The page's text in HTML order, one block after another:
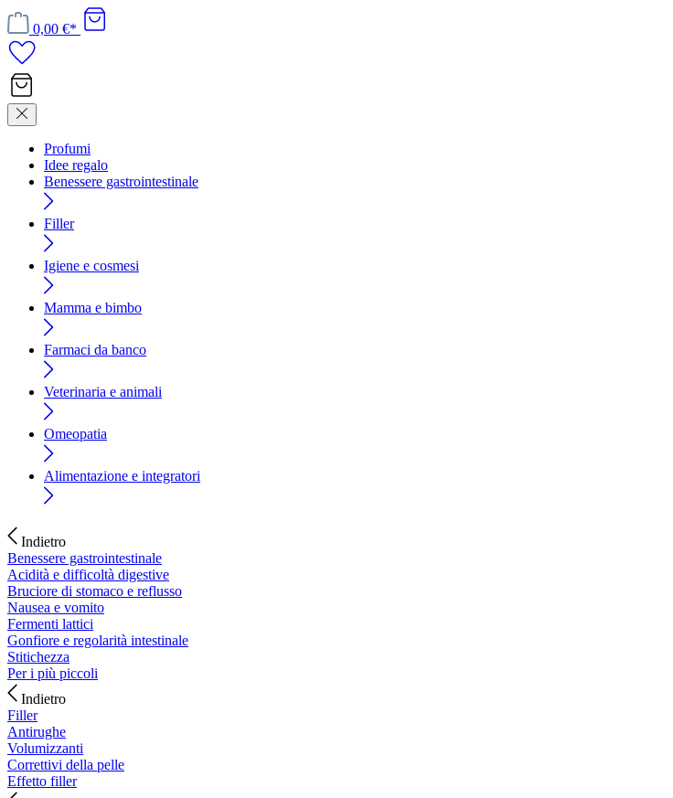
0,00 €*
Profumi
Idee regalo
Benessere gastrointestinale
Filler
Igiene e cosmesi
Mamma e bimbo
Farmaci da banco
Veterinaria e animali
Omeopatia
Alimentazione e integratori
Indietro
Benessere gastrointestinale
Acidità e difficoltà digestive
Bruciore di stomaco e reflusso
Nausea e vomito
Fermenti lattici
Gonfiore e regolarità intestinale
Stitichezza
Per i più piccoli
Indietro
Filler
Antirughe
Volumizzanti
Correttivi della pelle
Effetto filler